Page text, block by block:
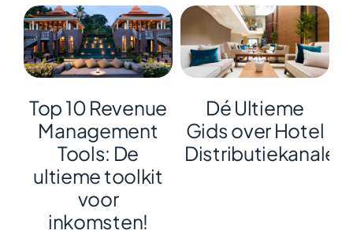
Top 10 Revenue
Management
Tools: De
ultieme toolkit
voor
inkomsten!
Dé Ultieme
Gids over Hotel
Distributiekanalen